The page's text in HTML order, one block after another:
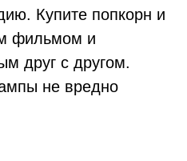
Купите попкорн и
фильмом и
друг с другом.
не вредно